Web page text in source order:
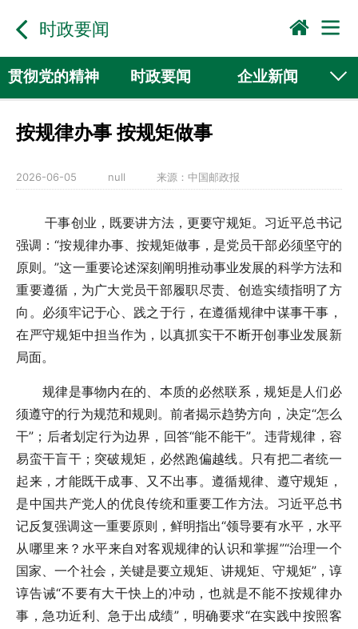
时政要闻
贯彻党的精神 时政要闻
企业新闻
按规律办事 按规矩做事
2026-06-05 null 来源：中国邮政报
干事创业，既要讲方法，更要守规矩。习近平总书记
强调：“按规律办事、按规矩做事，是党员干部必须坚守的
原则。”这一重要论述深刻阐明推动事业发展的科学方法和
重要遵循，为广大党员干部履职尽责、创造实绩指明了方
向。必须牢记于心、践之于行，在遵循规律中谋事干事，
在严守规矩中担当作为，以真抓实干不断开创事业发展新
局面。
规律是事物内在的、本质的必然联系，规矩是人们必
须遵守的行为规范和规则。前者揭示趋势方向，决定“怎么
干”；后者划定行为边界，回答“能不能干”。违背规律，容
易蛮干盲干；突破规矩，必然跑偏越线。只有把二者统一
起来，才能既干成事、又不出事。遵循规律、遵守规矩，
是中国共产党人的优良传统和重要工作方法。习近平总书
记反复强调这一重要原则，鲜明指出“领导要有水平，水平
从哪里来？水平来自对客观规律的认识和掌握”“治理一个
国家、一个社会，关键是要立规矩、讲规矩、守规矩”，谆
谆告诫“不要有大干快上的冲动，也就是不能不按规律办
事，急功近利、急于出成绩”，明确要求“在实践中按照客